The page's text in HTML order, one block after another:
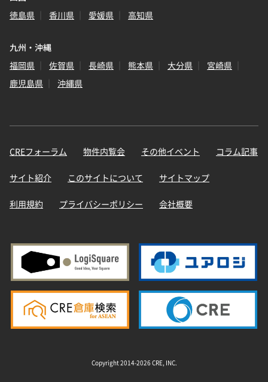
徳島県
香川県 愛媛県 高知県
九州・沖縄
福岡県
佐賀県 長崎県 熊本県 大分県
宮崎県
鹿児島県
沖縄県
CREフォーラム 物件内覧会 その他イベント コラム記事
サイト紹介 このサイトについて サイトマップ
利用規約 プライバシーポリシー 会社概要
Copyright 2014-2026 CRE, INC.